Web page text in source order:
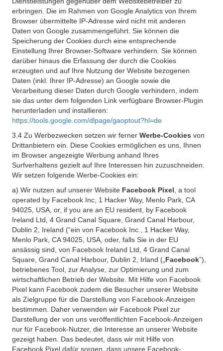
erbringen. Die im Rahmen von Google Analytics von Ihrem
Browser übermittelte IP-Adresse wird nicht mit anderen
Daten von Google zusammengeführt. Sie können die
Speicherung der Cookies durch eine entsprechende
Einstellung Ihrer Browser-Software verhindern. Sie können
darüber hinaus die Erfassung der durch die Cookies
erzeugten und auf Ihre Nutzung der Website bezogenen
Daten (inkl. Ihrer IP-Adresse) an Google sowie die
Verarbeitung dieser Daten durch Google verhindern, indem
sie das unter dem folgenden Link verfügbare Browser-Plugin
herunterladen und installieren:
https://tools.google.com/dlpage/gaoptout?hl=de
3.4 Zu Werbezwecken setzen wir ferner Werbe-Cookies von
Drittanbietern ein. Diese Cookies ermöglichen es uns, Ihnen
im Browser angezeigte Werbung anhand Ihres
Surfverhaltens gezielt auf Ihre Interessen hin zuzuschneiden.
Wir setzen folgende Werbe-Cookies ein:
a) Wir nutzen auf unserer Website Facebook Pixel , a tool
operated by Facebook Inc, 1 Hacker Way, Menlo Park, CA
94025, USA, or, if you are an EU resident, by Facebook
Ireland Ltd, 4 Grand Canal Square, Grand Canal Harbour,
Dublin 2, Ireland (“ein von Facebook Inc., 1 Hacker Way,
Menlo Park, CA 94025, USA, oder, falls Sie in der EU
ansässig sind, von Facebook Ireland Ltd, 4 Grand Canal
Square, Grand Canal Harbour, Dublin 2, Irland („ Facebook”),
betriebenes Tool, zur Analyse, zur Optimierung und zum
wirtschaftlichen Betrieb der Website. Mit Hilfe von Facebook
Pixel kann Facebook zudem die Besucher unserer Website
als Zielgruppe für die Darstellung von Facebook-Anzeigen
bestimmen. Daher verwenden wir Facebook Pixel zur
Darstellung der von uns veröffentlichten Facebook-Anzeigen
nur für Facebook-Nutzer, die Interesse an unserer Website
gezeigt haben. Das bedeutet, dass wir mit Hilfe von
Facebook Pixel dafür sorgen, dass unsere Facebook-